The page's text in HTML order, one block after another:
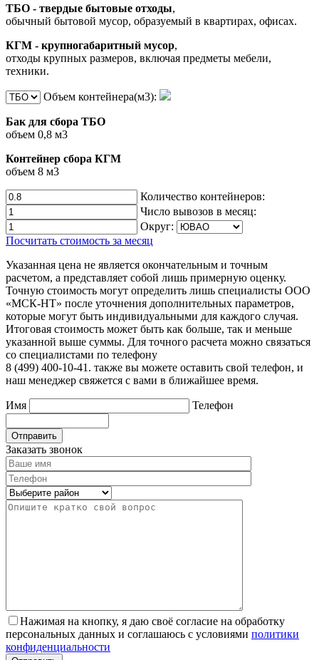
ТБО - твердые бытовые отходы,
обычный бытовой мусор, образуемый в квартирах, офисах.
КГМ - крупногабаритный мусор,
отходы крупных размеров, включая предметы мебели,
техники.
Объем контейнера(м3):
Бак для сбора ТБО
объем 0,8 м3
Контейнер сбора КГМ
объем 8 м3
Количество контейнеров:
Число вывозов в месяц:
Округ:
Посчитать стоимость за месяц
Указанная цена не является окончательным и точным
расчетом, а представляет собой лишь примерную оценку.
Точную стоимость могут определить лишь специалисты ООО
«МСК-НТ» после уточнения дополнительных параметров,
которые могут быть индивидуальными для каждого случая.
Итоговая стоимость может быть как больше, так и меньше
указанной выше суммы. Для точного расчета можно связаться
со специалистами по телефону
8 (499) 400-10-41. также вы можете оставить свой телефон, и
наш менеджер свяжется с вами в ближайшее время.
Имя Телефон
Отправить
Заказать звонок
Нажимая на кнопку, я даю своё согласие на обработку
персональных данных и соглашаюсь с условиями политики
конфиденциальности